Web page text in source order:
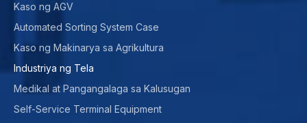
Kaso ng AGV
Automated Sorting System Case
Kaso ng Makinarya sa Agrikultura
Industriya ng Tela
Medikal at Pangangalaga sa Kalusugan
Self-Service Terminal Equipment